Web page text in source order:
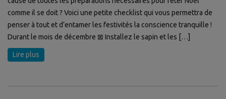
comme il se doit ? Voici une petite checklist qui vous permettra de
penser à tout et d’entamer les festivités la conscience tranquille !
Durant le mois de décembre ⊠ Installez le sapin et les […]
Lire plus